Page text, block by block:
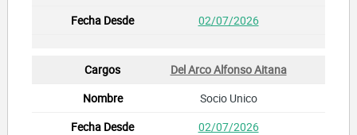
02/07/2026
Del Arco Alfonso Aitana
Socio Unico
02/07/2026